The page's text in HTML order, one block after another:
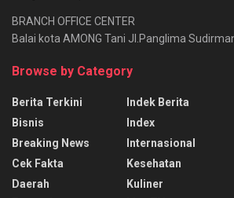
BRANCH OFFICE CENTER
Balai kota AMONG Tani Jl.Panglima
Browse by Category
Berita Terkini
Bisnis
Breaking News
Cek Fakta
Daerah
Indek Berita
Index
Internasional
Kesehatan
Kuliner